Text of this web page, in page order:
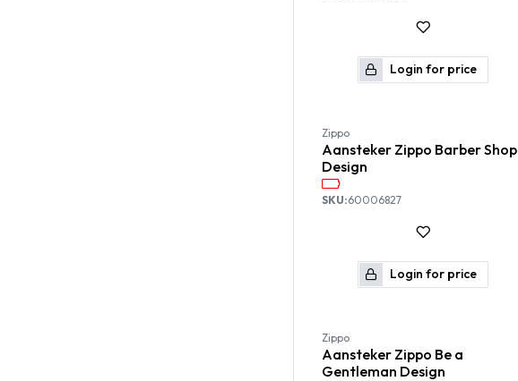
Login for price
Zippo
Aansteker Zippo Barber Shop
Design
SKU:60006827
Login for price
Zippo
Aansteker Zippo Be a
Gentleman Design